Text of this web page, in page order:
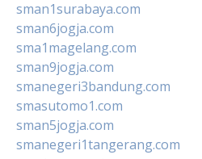
sman1surabaya.com
sman6jogja.com
sma1magelang.com
sman9jogja.com
smanegeri3bandung.com
smasutomo1.com
sman5jogja.com
smanegeri1tangerang.com